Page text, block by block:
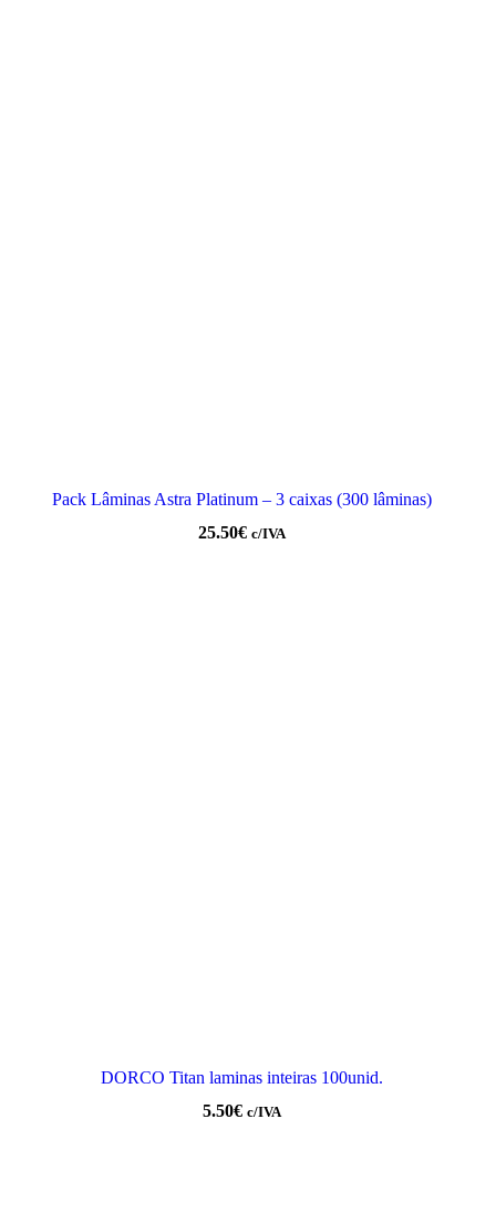
Pack Lâminas Astra Platinum – 3 caixas (300 lâminas)
25.50€ c/IVA
DORCO Titan laminas inteiras 100unid.
5.50€ c/IVA